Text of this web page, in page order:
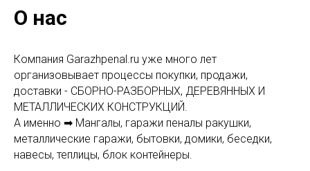
О нас
Компания Garazhpenal.ru уже много лет
организовывает процессы покупки, продажи,
доставки - СБОРНО-РАЗБОРНЫХ, ДЕРЕВЯННЫХ И
МЕТАЛЛИЧЕСКИХ КОНСТРУКЦИЙ.
А именно ➡ Мангалы, гаражи пеналы ракушки,
металлические гаражи, бытовки, домики, беседки,
навесы, теплицы, блок контейнеры.